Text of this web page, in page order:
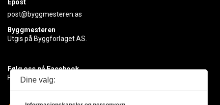
Epost
post@byggmesteren.as
Byggmesteren
Utgis på Byggforlaget AS.
Følg oss på Facebook
Få med deg det siste innen byggebransjen
Dine valg: